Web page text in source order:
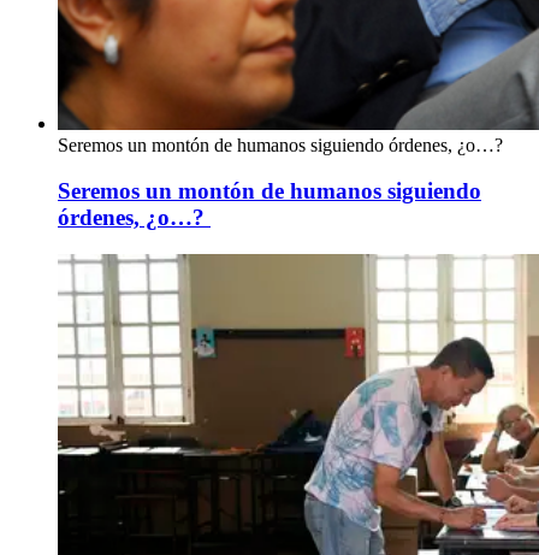
Seremos un montón de humanos siguiendo órdenes, ¿o…?
Seremos un montón de humanos siguiendo
órdenes, ¿o…?